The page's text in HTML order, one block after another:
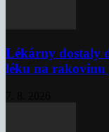
Lékárny dostaly
léku na rakovinu